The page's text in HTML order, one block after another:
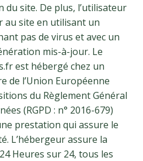
du site. De plus, l’utilisateur
au site en utilisant un
pas de virus et avec un
mis-à-jour. Le
est hébergé chez un
de l’Union Européenne
du Règlement Général
(RGPD : n° 2016-679)
prestation qui assure le
L’hébergeur assure la
Heures sur 24, tous les